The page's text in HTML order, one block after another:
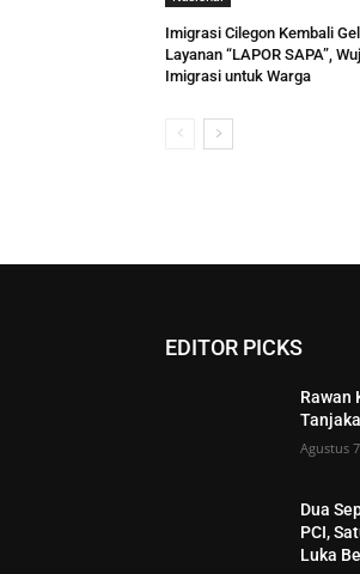
Imigrasi Cilegon Kembali
Layanan “LAPOR SAPA”,
Imigrasi untuk Warga
EDITOR PICKS
Rawan
Agustus
Dua
PCI,
Luka